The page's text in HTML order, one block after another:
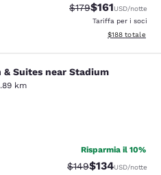
Tariffa di
$179Tariffa
$161USD/notte
Tariffa per i soci
Visualizza i
$188 totale
near Stadium
& Suites near Stadium
km
stelle. Buono. 959 recensioni
Risparmia il 10%
Tariffa di barratura:
$149Tariffa
$134USD/notte